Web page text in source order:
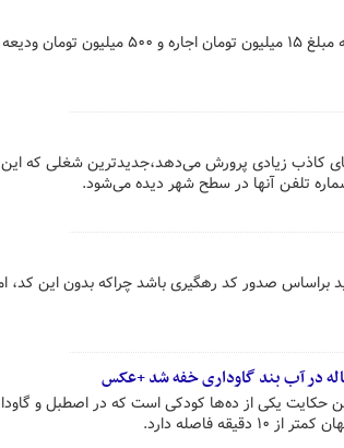
یک دستگاه واحد مسکونی ۱۲۰ متری واقع در منطقه دیباجی، به مبلغ ۱۵ میلیون تومان
کاذب زیادی پرورش می‌دهد،جدیدترین شغلی که این
تلفن آنها در سطح شهر دیده می‌شود.
براساس صدور کد رهگیری باشد چراکه بدون این کد،
یکی از ده‌ها کودکی است که در اصطبل و
فاصله دارد.